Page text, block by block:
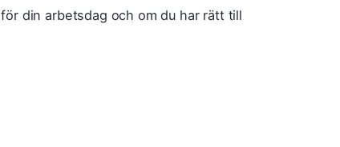
din arbetsdag och om du har rätt till